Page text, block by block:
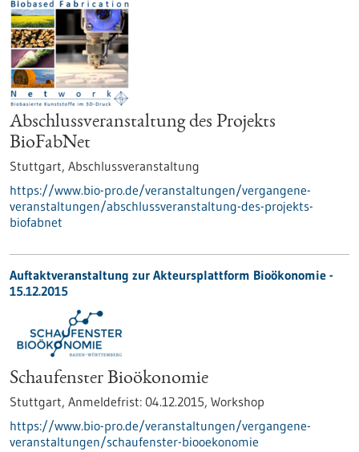
Abschlussveranstaltung des Projekts
BioFabNet
Stuttgart, Abschlussveranstaltung
https://www.bio-pro.de/veranstaltungen/vergangene-
veranstaltungen/abschlussveranstaltung-des-projekts-
biofabnet
Auftaktveranstaltung zur Akteursplattform Bioökonomie -
15.12.2015
Schaufenster Bioökonomie
Stuttgart, Anmeldefrist: 04.12.2015, Workshop
https://www.bio-pro.de/veranstaltungen/vergangene-
veranstaltungen/schaufenster-biooekonomie